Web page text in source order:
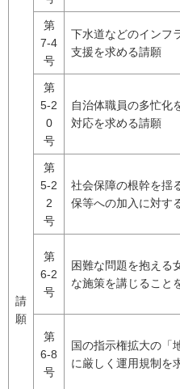
請
願
第
7-4
号
下水道などのインフ
支援を求める請願
第
5-2
0
号
自治体職員の多忙化
対応を求める請願
第
5-2
2
号
社会保障の根幹を揺
保等への加入に対す
第
6-2
号
困難な問題を抱える
な施策を講じること
第
6-8
号
国の指示権拡大の「
に厳しく運用規制を